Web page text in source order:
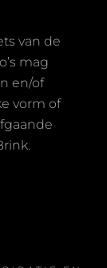
van de
mag
en/of
vorm of